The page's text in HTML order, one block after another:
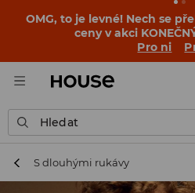
-30 % na PRODUKT DNE 🛍️
nalezneš ve svém
NAINSTALUJTE
Hledat
S dlouhými rukávy